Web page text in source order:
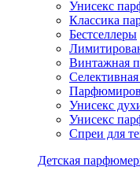
Унисекс
Классика
Бестселлеры
Винтажная
Унисекс
Унисекс
Спреи для
Детская